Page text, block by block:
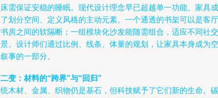
需保证安稳的睡眠。现代设计理念早已超越单一功能。家具成
划分空间、定义风格的主动元素。一个通透的书架可以是客厅
房之间的软隔断；一组模块化沙发能随需组合，适应不同社交
。设计师们通过比例、线条、体量的规划，让家具本身成为空
事的一部分。
变：材料的“跨界”与“回归”
木材、金属、织物仍是基石，但科技赋予了它们新的生命。碳